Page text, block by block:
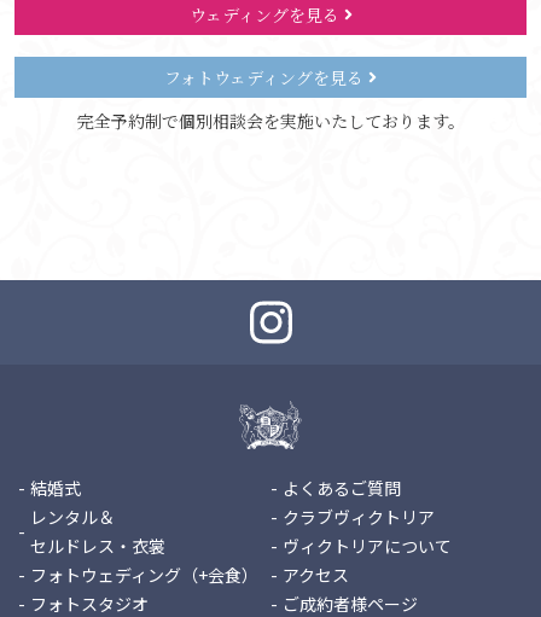
ウェディングを見る
フォトウェディングを見る
完全予約制で個別相談会を実施いたしております。
結婚式
レンタル＆
セルドレス・衣裳
フォトウェディング（+会食）
フォトスタジオ
よくあるご質問
クラブヴィクトリア
ヴィクトリアについて
アクセス
ご成約者様ページ